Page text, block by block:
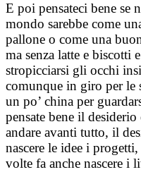
E poi pensateci bene se
mondo sarebbe come
pallone o come una
ma senza latte e biscotti
stropicciarsi gli occhi
comunque in giro per le
un po’ china per
pensate bene il
andare avanti tutto, il
nascere le idee i
volte fa anche nascere i